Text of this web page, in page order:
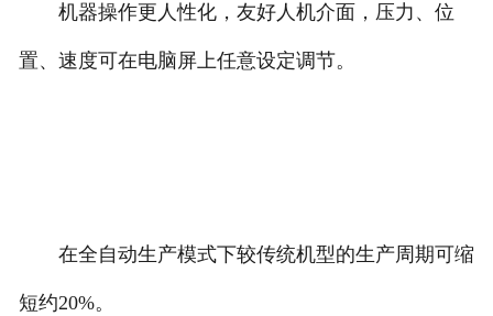
机器操作更人性化，友好人机介面，压力、位
置、速度可在电脑屏上任意设定调节。
在全自动生产模式下较传统机型的生产周期可缩
短约20%。